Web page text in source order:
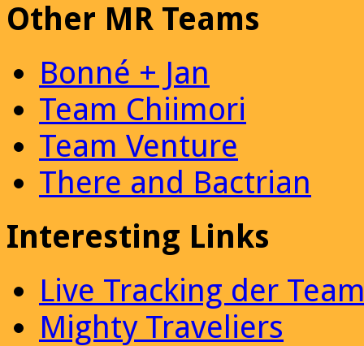
Other MR Teams
Bonné + Jan
Team Chiimori
Team Venture
There and Bactrian
Interesting Links
Live Tracking der
Mighty Traveliers